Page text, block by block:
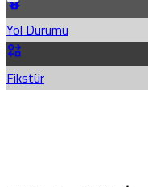
Yol Durumu
Fikstür